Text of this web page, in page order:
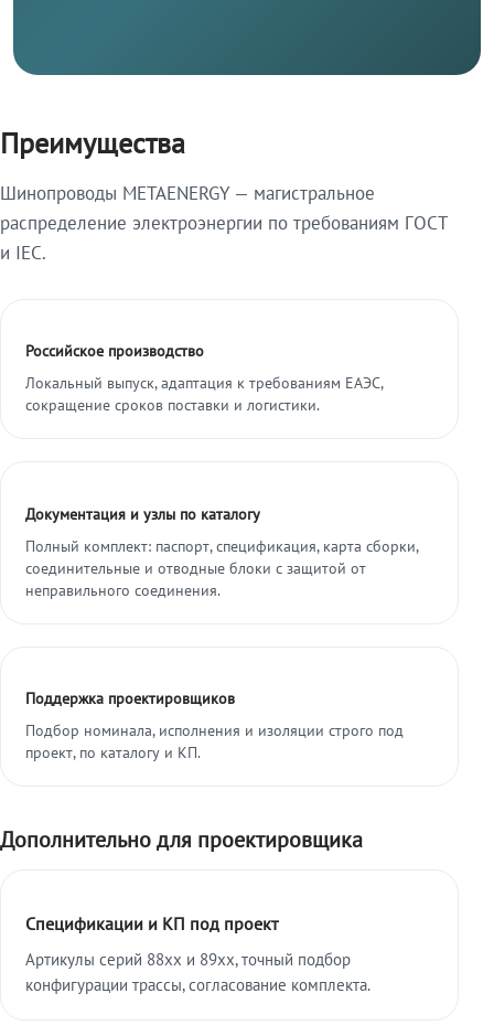
Преимущества
Шинопроводы METAENERGY — магистральное
распределение электроэнергии по требованиям ГОСТ
и IEC.
Российское производство
Локальный выпуск, адаптация к требованиям ЕАЭС,
сокращение сроков поставки и логистики.
Документация и узлы по каталогу
Полный комплект: паспорт, спецификация, карта сборки,
соединительные и отводные блоки с защитой от
неправильного соединения.
Поддержка проектировщиков
Подбор номинала, исполнения и изоляции строго под
проект, по каталогу и КП.
Дополнительно для проектировщика
Спецификации и КП под проект
Артикулы серий 88xx и 89xx, точный подбор
конфигурации трассы, согласование комплекта.